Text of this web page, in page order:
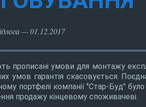
— 01.12.2017
прописані умови для монтажу
умов гарантія скасовується.
портфелі компанії "Стар-Буд" було
продажу кінцевому споживачеві.